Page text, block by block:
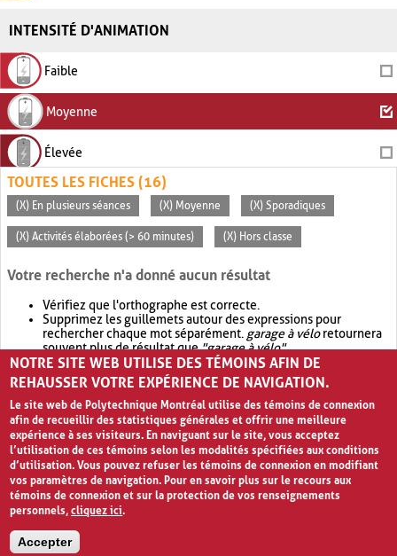
INTENSITÉ D'ANIMATION
Faible
Moyenne
Élevée
TOUTES LES FICHES (16)
(X) En plusieurs séances (X) Moyenne (X) Sporadiques
(X) Activités élaborées (> 60 minutes) (X) Hors classe
Votre recherche n'a donné aucun résultat
Vérifiez que l'orthographe est correcte.
Supprimez les guillemets autour des expressions pour
rechercher chaque mot séparément. garage à véloretournera
souvent plus de résultat que"garage à vélo".
Envisagez d'élargir votre recherche avec OR.garage OR vélo
retournera souvent plus de résultat quegarage à vélo
NOTRE SITE WEB UTILISE DES TÉMOINS AFIN DE
REHAUSSER VOTRE EXPÉRIENCE DE NAVIGATION.
Le site web de Polytechnique Montréal utilise des témoins de connexion
afin de recueillir des statistiques générales et offrir une meilleure
expérience à ses visiteurs. En naviguant sur le site, vous acceptez
l’utilisation de ces témoins selon les modalités spécifiées aux conditions
d’utilisation. Vous pouvez refuser les témoins de connexion en modifiant
vos paramètres de navigation. Pour en savoir plus sur le recours aux
témoins de connexion et sur la protection de vos renseignements
personnels,cliquez ici.
Accepter